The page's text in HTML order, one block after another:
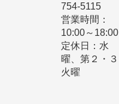
754-5115
営業時間：
10:00～18:00
定休日：水
曜、第２・３
火曜